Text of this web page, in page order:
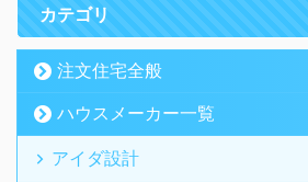
カテゴリ
注文住宅全般
ハウスメーカー一覧
アイダ設計